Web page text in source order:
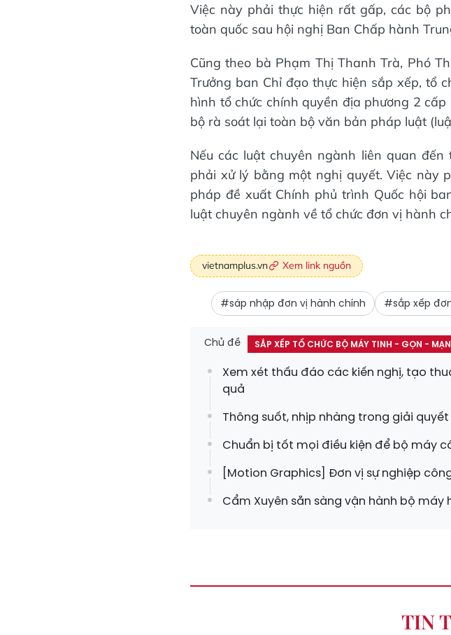
Việc này phải thực hiện rất gấp, các bộ
toàn quốc sau hội nghị Ban Chấp hành
Cũng theo bà Phạm Thị Thanh Trà, Phó
Trưởng ban Chỉ đạo thực hiện sắp xếp, tổ
hình tổ chức chính quyền địa phương 2
bộ rà soát lại toàn bộ văn bản pháp luật
Nếu các luật chuyên ngành liên quan
phải xử lý bằng một nghị quyết. Việc này
pháp đề xuất Chính phủ trình Quốc hội
luật chuyên ngành về tổ chức đơn vị hành
vietnamplus.vn Xem link nguồn
#sáp nhập đơn vị hành chính #sắp xếp
Chủ đề SẮP XẾP TỔ CHỨC BỘ MÁY TINH - GỌN -
Xem xét thấu đáo các kiến nghị, tạo
quả
Thông suốt, nhịp nhàng trong giải
Chuẩn bị tốt mọi điều kiện để bộ máy
[Motion Graphics] Đơn vị sự nghiệp
Cẩm Xuyên sẵn sàng vận hành bộ máy
TIN